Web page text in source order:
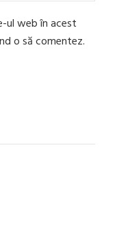
ul web în acest
o să comentez.